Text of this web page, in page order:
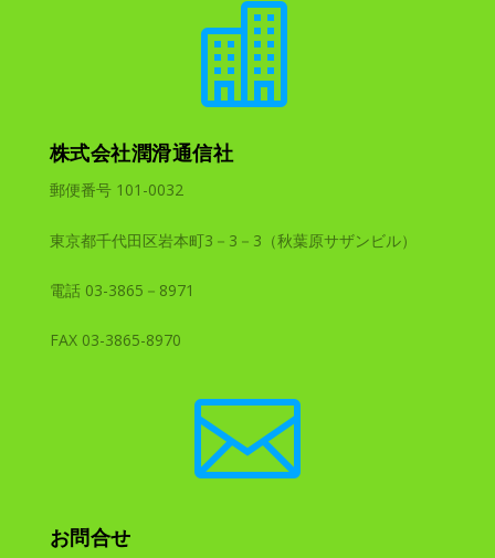

株式会社潤滑通信社
郵便番号 101-0032
東京都千代田区岩本町3－3－3（秋葉原サザンビル）
電話 03-3865－8971
FAX 03-3865-8970

お問合せ